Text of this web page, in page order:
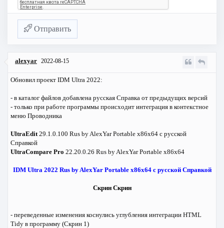
Отправить
alexyar 2022-08-15
Обновил проект IDM Ultra 2022:
- в каталог файлов добавлена русская Справка от предыдущих версий
- только при работе программы происходит интеграция в контекстное
меню Проводника
UltraEdit 29.1.0.100 Rus by AlexYar Portable x86x64 с русской
Справкой
UltraCompare Pro 22.20.0.26 Rus by AlexYar Portable x86x64
IDM Ultra 2022 Rus by AlexYar Portable x86x64 с русской Справкой
Скрин Скрин
- переведенные изменения коснулись углубления интеграции HTML
Tidy в программу (Скрин 1)